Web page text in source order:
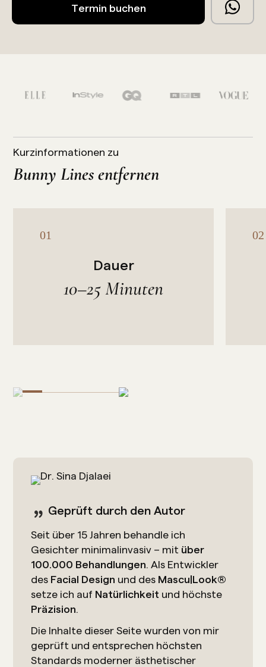
Termin buchen
Kurzinformationen zu
Bunny Lines entfernen
Dauer
10–25 Minuten
Geprüft durch den Autor
Seit über 15 Jahren behandle ich
Gesichter minimalinvasiv – mit über
100.000 Behandlungen . Als Entwickler
des Facial Design und des Mascu|Look®
setze ich auf Natürlichkeit und höchste
Präzision
Die Inhalte dieser Seite wurden von mir
geprüft und entsprechen höchsten
Standards moderner ästhetischer